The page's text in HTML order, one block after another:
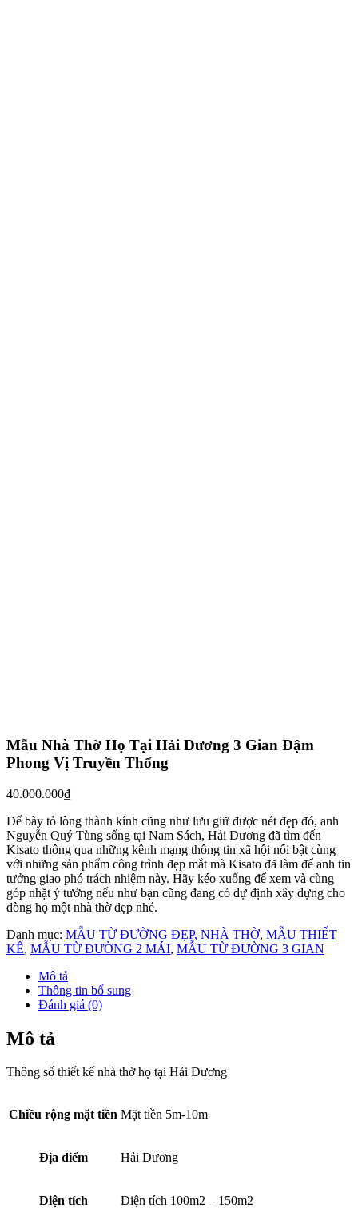
Mẫu Nhà Thờ Họ Tại Hải Dương 3 Gian Đậm
Phong Vị Truyền Thống
40.000.000₫
Để bày tỏ lòng thành kính cũng như lưu giữ được nét đẹp đó, anh
Nguyễn Quý Tùng sống tại Nam Sách, Hải Dương đã tìm đến
Kisato thông qua những kênh mạng thông tin xã hội nổi bật cùng
với những sản phẩm công trình đẹp mắt mà Kisato đã làm để anh tin
tưởng giao phó trách nhiệm này. Hãy kéo xuống để xem và cùng
góp nhặt ý tưởng nếu như bạn cũng đang có dự định xây dựng cho
dòng họ một nhà thờ đẹp nhé.
Danh mục: MẪU TỪ ĐƯỜNG ĐẸP, NHÀ THỜ, MẪU THIẾT
KẾ, MẪU TỪ ĐƯỜNG 2 MÁI, MẪU TỪ ĐƯỜNG 3 GIAN
Mô tả
Thông tin bổ sung
Đánh giá (0)
Mô tả
Thông số thiết kế nhà thờ họ tại Hải Dương
Chiều rộng mặt tiền Mặt tiền 5m-10m
Địa điểm Hải Dương
Diện tích Diện tích 100m2 – 150m2